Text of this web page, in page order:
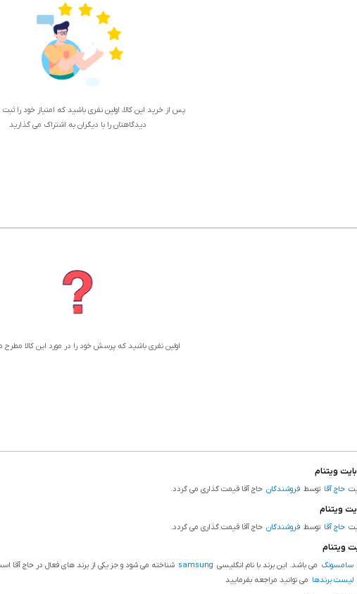
پس از خرید این کالا، اولین نفری باشید که امتیاز خود را
دیدگاهتان را با دیگران به اشتراک می گذارید
اولین نفری باشید که پرسش خود را در مورد این کالا مطرح
حاج آقا توسط فروشندگان حاج آقا قیمت گذاری می گردد.
حاج آقا توسط فروشندگان حاج آقا قیمت گذاری می گردد.
سامسونگ می باشد. این برند با نام انگلیسی samsung شناخته می شود و جز یکی از برند های فعال در حاج
لیست برندها می توانید مراجعه بفرمایید